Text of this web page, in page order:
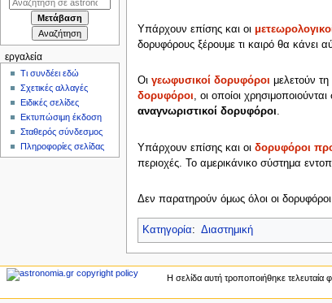
Υπάρχουν επίσης και οι
δορυφόρους ξέρουμε τι καιρό θα κάνει
Οι γεωφυσικοί δορυφόροι μελετούν τη
δορυφόροι, οι οποίοι
αναγνωριστικοί δορυφόροι.
Υπάρχουν επίσης και οι δορυφόροι
περιοχές. Το αμερικάνικο σύστημα
Δεν παρατηρούν όμως όλοι οι δορυφόροι
Κατηγορία: Διαστημική
γ
η
εργαλεία
Τι συνδέει εδώ
Σχετικές αλλαγές
Ειδικές σελίδες
Εκτυπώσιμη έκδοση
Σταθερός σύνδεσμος
Πληροφορίες σελίδας
Η σελίδα αυτή τροποποιήθηκε τελευταία